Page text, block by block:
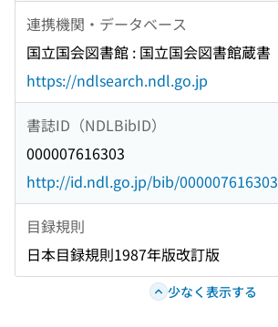
連携機関・データベース
国立国会図書館 : 国立国会図書館蔵書
https://ndlsearch.ndl.go.jp
書誌ID（NDLBibID）
000007616303
http://id.ndl.go.jp/bib/000007616303
目録規則
日本目録規則1987年版改訂版
少なく表示する